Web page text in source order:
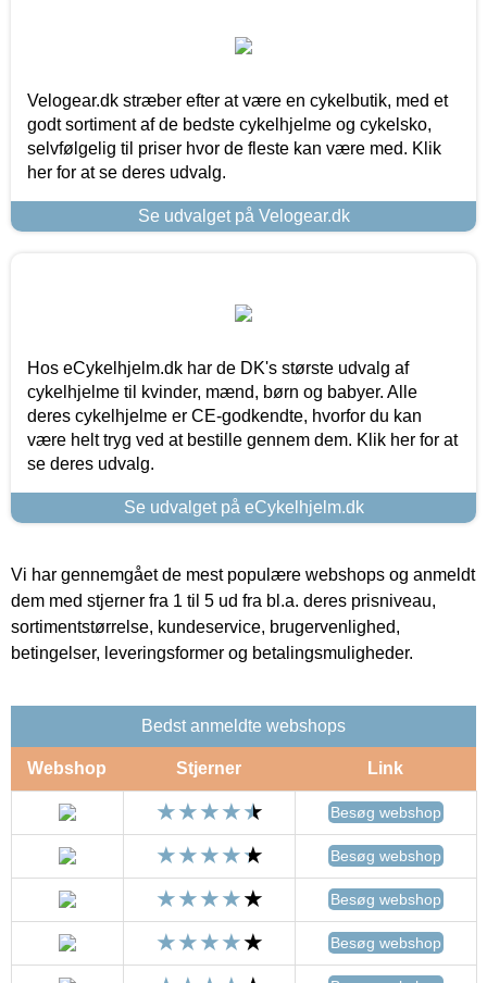
Velogear.dk stræber efter at være en cykelbutik, med et
godt sortiment af de bedste cykelhjelme og cykelsko,
selvfølgelig til priser hvor de fleste kan være med. Klik
her for at se deres udvalg.
Se udvalget på Velogear.dk
Hos eCykelhjelm.dk har de DK's største udvalg af
cykelhjelme til kvinder, mænd, børn og babyer. Alle
deres cykelhjelme er CE-godkendte, hvorfor du kan
være helt tryg ved at bestille gennem dem. Klik her for at
se deres udvalg.
Se udvalget på eCykelhjelm.dk
Vi har gennemgået de mest populære webshops og anmeldt
dem med stjerner fra 1 til 5 ud fra bl.a. deres prisniveau,
sortimentstørrelse, kundeservice, brugervenlighed,
betingelser, leveringsformer og betalingsmuligheder.
Bedst anmeldte webshops
Webshop Stjerner Link
Besøg webshop
Besøg webshop
Besøg webshop
Besøg webshop